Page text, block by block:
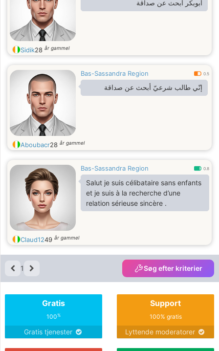
أبوبكر أبحث عن صداقة
Sidik28 år gammel
Bas-Sassandra Region 0.5
إنّي طالب شرعيّ أبحث عن صداقة
Aboubacr28 år gammel
Bas-Sassandra Region 0.8
Salut je suis célibataire sans enfants
et je suis à la recherche d’une
relation sérieuse sincère .
Claud1249 år gammel
1 Søg efter kriterier
Gratis
100%
Gratis tjenester
Support
100% gratis
Lyttende moderatorer